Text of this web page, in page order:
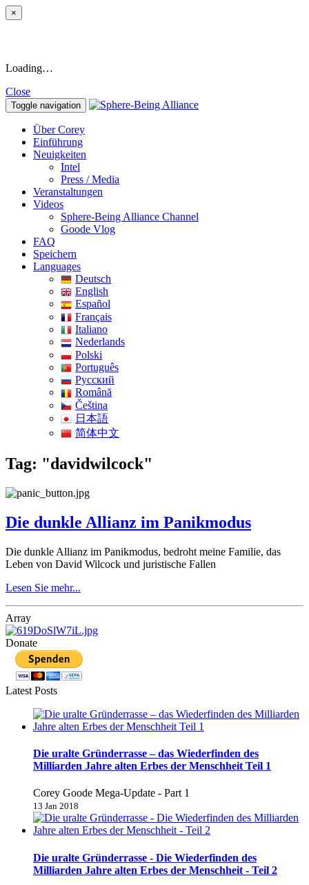
×
Loading…
Close
Toggle navigation
Über Corey
Einführung
Neuigkeiten
Intel
Press / Media
Veranstaltungen
Videos
Sphere-Being Alliance Channel
Goode Vlog
FAQ
Speichern
Languages
Deutsch
English
Español
Français
Italiano
Nederlands
Polski
Português
Pусский
Română
Čeština
日本語
简体中文
Tag: "davidwilcock"
Die dunkle Allianz im Panikmodus
Die dunkle Allianz im Panikmodus, bedroht meine Familie, das
Leben von David Wilcock und juristische Fallen
Lesen Sie mehr...
Array
Donate
Latest Posts
Die uralte Gründerrasse – das Wiederfinden des
Milliarden Jahre alten Erbes der Menschheit Teil 1
Corey Goode Mega-Update - Part 1
13 Jan 2018
Die uralte Gründerrasse - Die Wiederfinden des
Milliarden Jahre alten Erbes der Menschheit - Teil 2